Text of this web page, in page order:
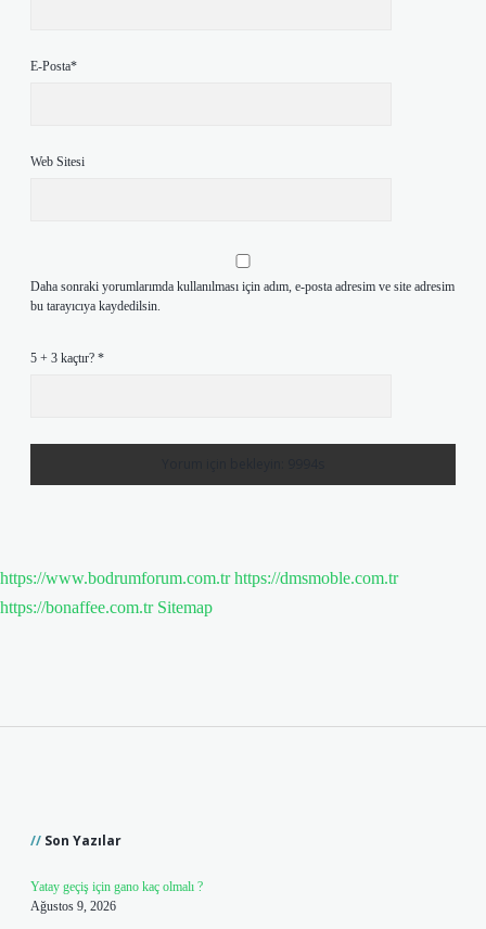
E-Posta*
Web Sitesi
Daha sonraki yorumlarımda kullanılması için adım, e-posta adresim ve site adresim
bu tarayıcıya kaydedilsin.
5 + 3 kaçtır? *
https://www.bodrumforum.com.tr https://dmsmoble.com.tr
https://bonaffee.com.tr Sitemap
Son Yazılar
Yatay geçiş için gano kaç olmalı ?
Ağustos 9, 2026